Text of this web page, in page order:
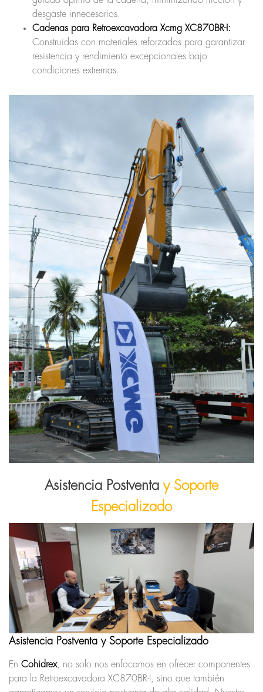
desgaste innecesarios.
Cadenas para Retroexcavadora Xcmg XC870BR-I:
Construidas con materiales reforzados para garantizar
resistencia y rendimiento excepcionales bajo
condiciones extremas.
Asistencia Postventay Soporte
Especializado
Asistencia Postventa y Soporte Especializado
En Cohidrex, no solo nos enfocamos en ofrecer componentes
para la Retroexcavadora XC870BR-I, sino que también